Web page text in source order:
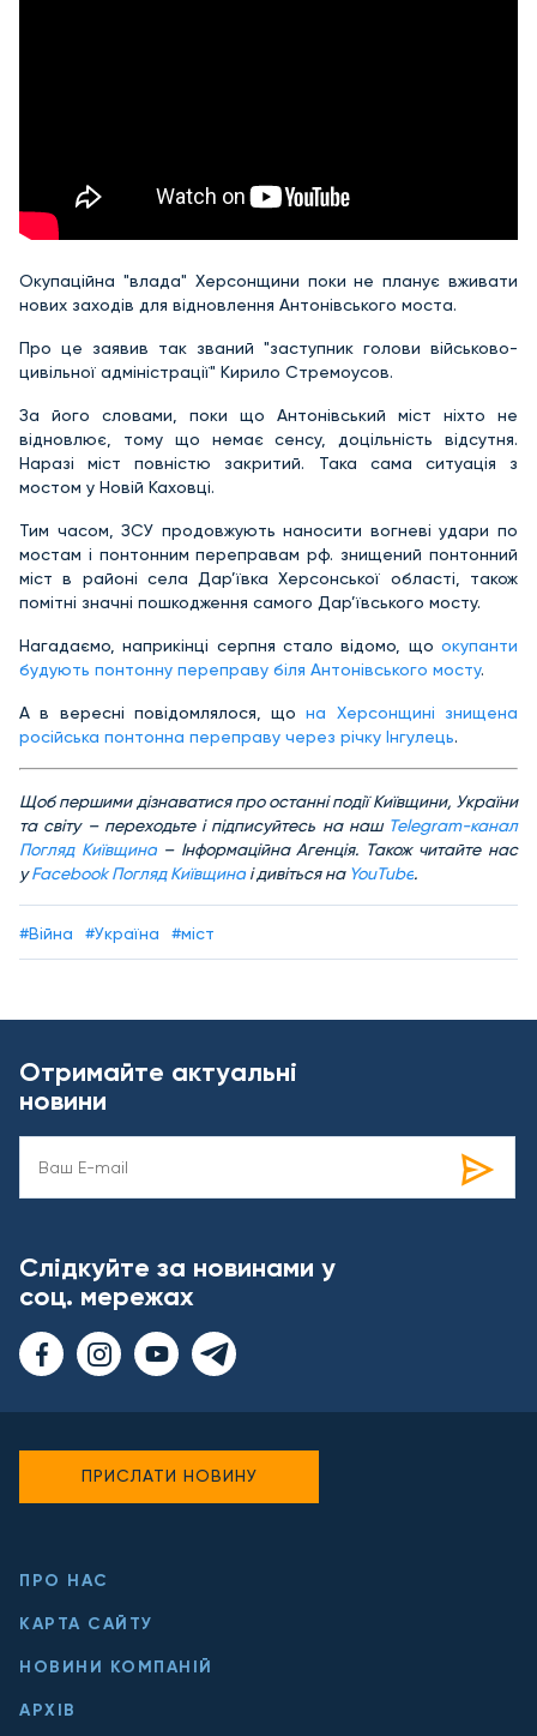
Окупаційна "влада" Херсонщини поки не планує вживати
нових заходів для відновлення Антонівського моста.
Про це заявив так званий "заступник голови військово-
цивільної адміністрації" Кирило Стремоусов.
За його словами, поки що Антонівський міст ніхто не
відновлює, тому що немає сенсу, доцільність відсутня.
Наразі міст повністю закритий. Така сама ситуація з
мостом у Новій Каховці.
Тим часом, ЗСУ продовжують наносити вогневі удари по
мостам і понтонним переправам рф. знищений понтонний
міст в районі села Дар’ївка Херсонської області, також
помітні значні пошкодження самого Дар’ївського мосту.
Нагадаємо, наприкінці серпня стало відомо, що окупанти
будують понтонну переправу біля Антонівського мосту.
А в вересні повідомлялося, щона Херсонщині знищена
російська понтонна переправу через річку Інгулець.
Щоб першими дізнаватися про останні події Київщини, України
та світу – переходьте і підписуйтесь на наш Telegram-канал
Погляд Київщина– Інформаційна Агенція. Також читайте нас
уFacebook Погляд Київщина і дивіться на YouTube.
#Війна #Україна #міст
Отримайте актуальні
новини
Слідкуйте за новинами у
соц. мережах
ПРО НАС
КАРТА САЙТУ
НОВИНИ КОМПАНІЙ
АРХІВ
ПРИСЛАТИ НОВИНУ